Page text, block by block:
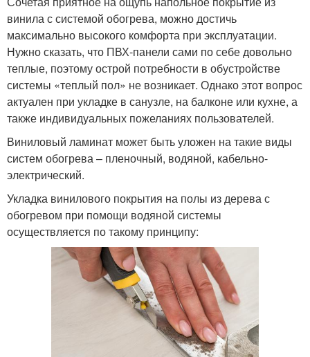
винила с системой обогрева, можно достичь
максимально высокого комфорта при эксплуатации.
Нужно сказать, что ПВХ-панели сами по себе довольно
теплые, поэтому острой потребности в обустройстве
системы «теплый пол» не возникает. Однако этот вопрос
актуален при укладке в санузле, на балконе или кухне, а
также индивидуальных пожеланиях пользователей.
Виниловый ламинат может быть уложен на такие виды
систем обогрева – пленочный, водяной, кабельно-
электрический.
Укладка винилового покрытия на полы из дерева с
обогревом при помощи водяной системы
осуществляется по такому принципу: